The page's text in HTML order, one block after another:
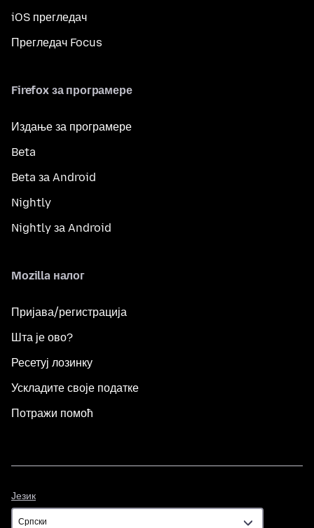
iOS прегледач
Прегледач Focus
Firefox за програмере
Издање за програмере
Beta
Beta за Android
Nightly
Nightly за Android
Mozilla налог
Пријава/регистрација
Шта је ово?
Ресетуј лозинку
Ускладите своје податке
Потражи помоћ
Језик